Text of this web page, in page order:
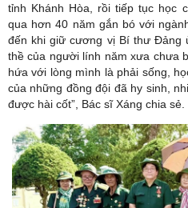
tỉnh Khánh Hòa, rồi tiếp tục học
qua hơn 40 năm gắn bó với
đến khi giữ cương vị Bí thư Đảng
thề của người lính năm xưa chưa
hứa với lòng mình là phải sống,
của những đồng đội đã hy sinh,
được hài cốt”, Bác sĩ Xáng chia sẻ.